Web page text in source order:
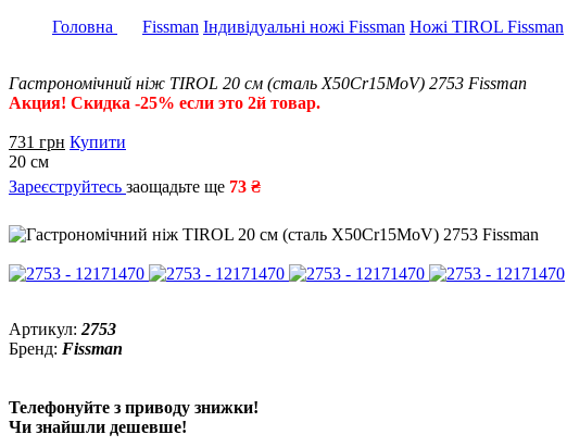
Головна
Fissman Індивідуальні ножі Fissman Ножі TIROL Fissman
Гастрономічний ніж TIROL 20 см (сталь X50Cr15MoV) 2753 Fissman
Акция! Скидка -25% если это 2й товар.
731 грн Купити
20 см
Зареєструйтесь заощадьте ще 73 ₴
Артикул: 2753
Бренд: Fissman
Телефонуйте з приводу знижки!
Чи знайшли дешевше!